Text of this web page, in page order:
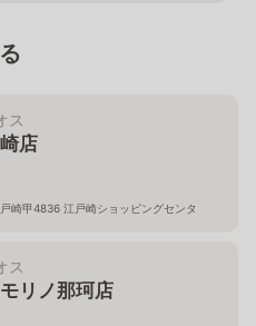
ス
店
崎甲4836 江戸崎ショッピングセンタ
ス
リノ那珂店